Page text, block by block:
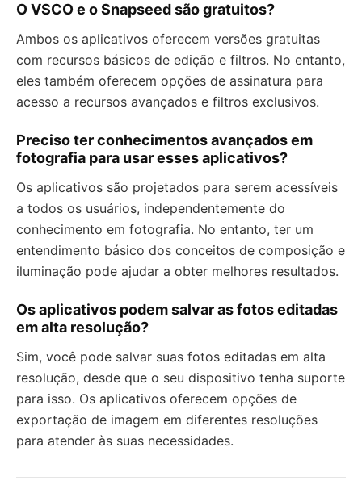
O VSCO e o Snapseed são gratuitos?
Ambos os aplicativos oferecem versões gratuitas
com recursos básicos de edição e filtros. No entanto,
eles também oferecem opções de assinatura para
acesso a recursos avançados e filtros exclusivos.
Preciso ter conhecimentos avançados em
fotografia para usar esses aplicativos?
Os aplicativos são projetados para serem acessíveis
a todos os usuários, independentemente do
conhecimento em fotografia. No entanto, ter um
entendimento básico dos conceitos de composição e
iluminação pode ajudar a obter melhores resultados.
Os aplicativos podem salvar as fotos editadas
em alta resolução?
Sim, você pode salvar suas fotos editadas em alta
resolução, desde que o seu dispositivo tenha suporte
para isso. Os aplicativos oferecem opções de
exportação de imagem em diferentes resoluções
para atender às suas necessidades.